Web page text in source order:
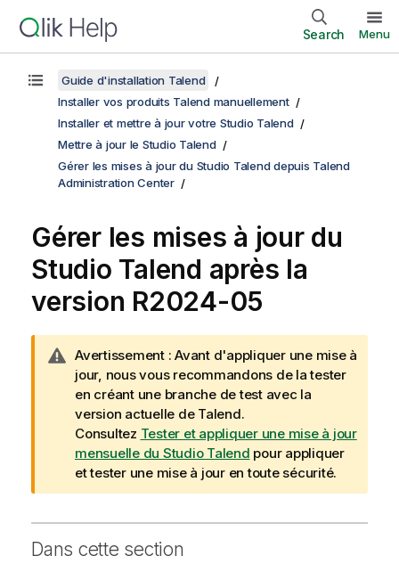
Search Menu
Guide d'installation Talend
Installer vos produits Talend manuellement
Installer et mettre à jour votre Studio Talend
Mettre à jour le Studio Talend
Gérer les mises à jour du Studio Talend depuis Talend
Administration Center
Gérer les mises à jour du
Studio Talend après la
version R2024-05
N
o
t
e
I
n
f
o
a
Avertissement : Avant d'appliquer une mise à
jour, nous vous recommandons de la tester
en créant une branche de test avec la
version actuelle de Talend.
Consultez Tester et appliquer une mise à jour
mensuelle du Studio Talend pour appliquer
et tester une mise à jour en toute sécurité.
Dans cette section